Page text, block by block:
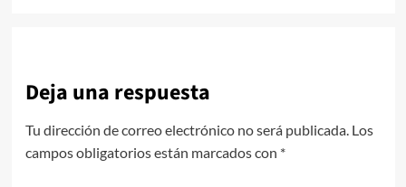
Deja una respuesta
Tu dirección de correo electrónico no será publicada. Los
campos obligatorios están marcados con *